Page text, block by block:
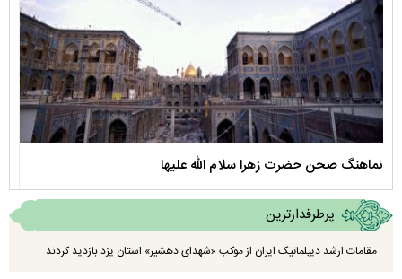
نماهنگ صحن حضرت زهرا سلام الله علیها
پرطرفدارترین
مقامات ارشد دیپلماتیک ایران از موکب «شهدای دهشیر» استان یزد بازدید کردند